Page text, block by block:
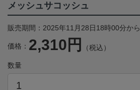
メッシュサコッシュ
販売期間：2025年11月28日18時00分から
価格： 2,310円 （税込）
数量